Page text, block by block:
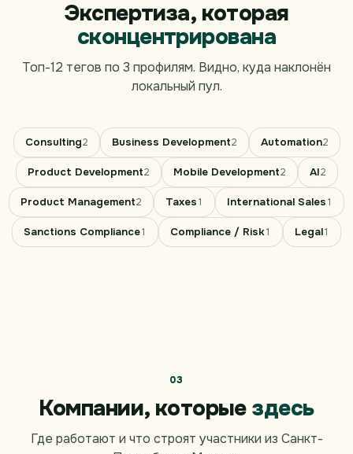
Экспертиза, которая
сконцентрирована
Топ-12 тегов по 3 профилям. Видно, куда наклонён
локальный пул.
Consulting2 Business Development2 Automation2
Product Development2 Mobile Development2 AI2
Product Management2 Taxes1 International Sales1
Sanctions Compliance1 Compliance / Risk1 Legal1
03
Компании, которыездесь
Где работают и что строят участники из Санкт-